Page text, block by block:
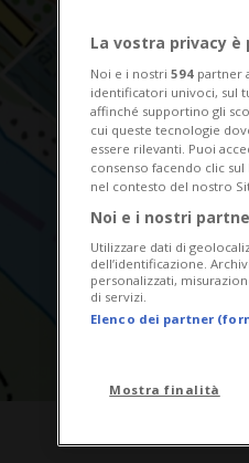
La vostra privacy
Noi e i nostri 594 partner
identificatori univoci, sul
affinché supportino gli
cui queste tecnologie
essere rilevanti. Puoi
consenso facendo clic
nel contesto del nostro
Noi e i nostri
Utilizzare dati di
dell’identificazione.
personalizzati,
di servizi.
Elenco dei partner
Mostra finalità